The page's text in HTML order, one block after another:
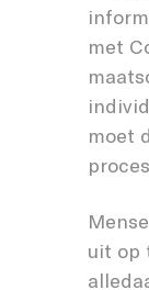
met
moet
uit op